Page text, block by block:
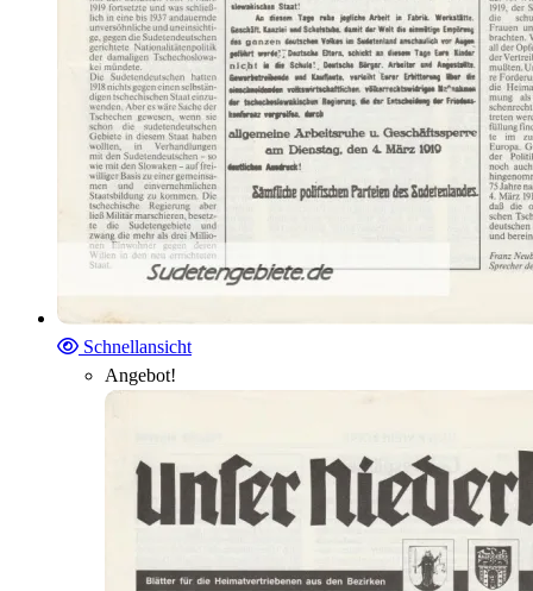
Schnellansicht
Angebot!